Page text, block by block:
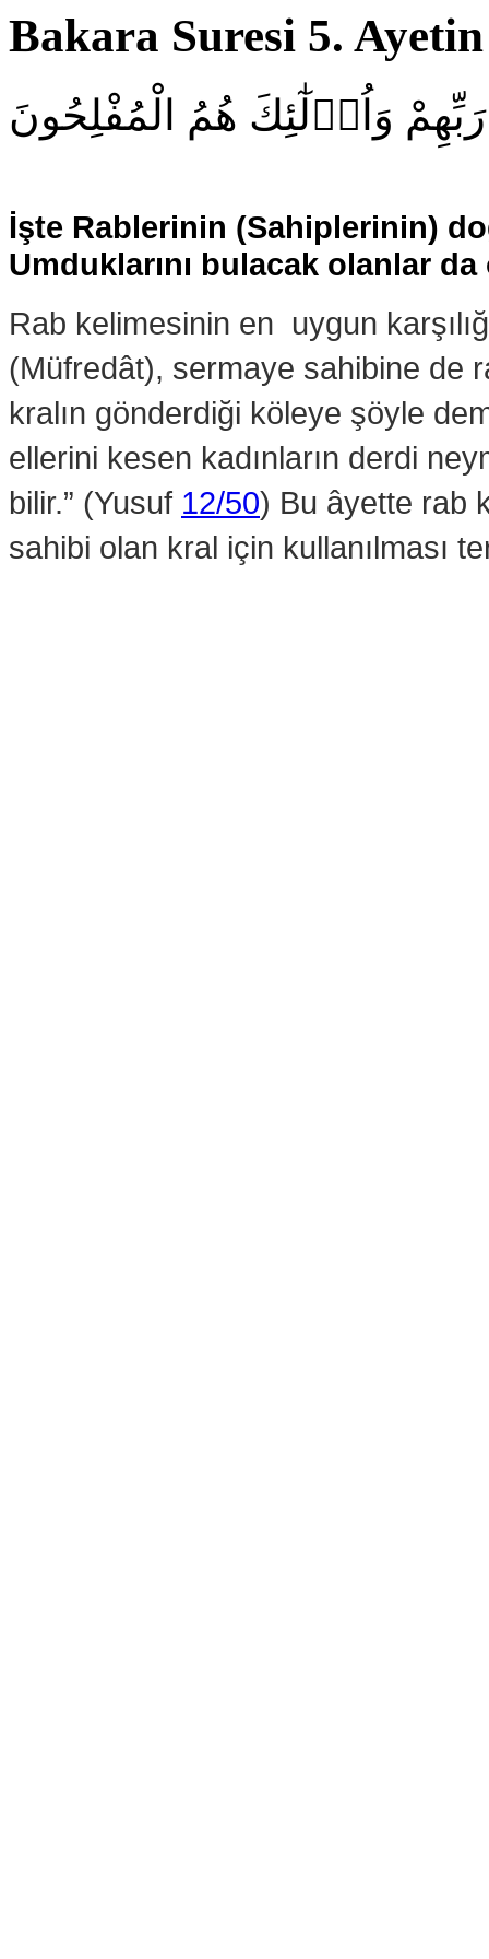
Bakara Suresi 5.
وَاُو۬لٰٓئِكَ هُمُ الْمُفْلِحُونَ
İşte Rablerinin (Sahiplerinin)
Umduklarını bulacak olanlar da
Rab kelimesinin en uygun
(Müfredât), sermaye sahibine de
kralın gönderdiği köleye şöyle
ellerini kesen kadınların derdi
bilir.” (Yusuf 12/50) Bu âyette rab
sahibi olan kral için kullanılması